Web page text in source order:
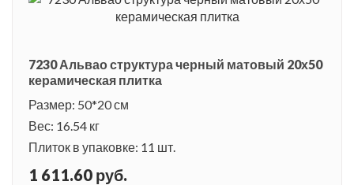
температуру, позволяет расти здесь большому количеству
7230 Альвао структура черный матовый 20х50
керамическая плитка
Размер: 50*20 см
Вес: 16.54 кг
Плиток в упаковке: 11 шт.
1 611.60 руб.